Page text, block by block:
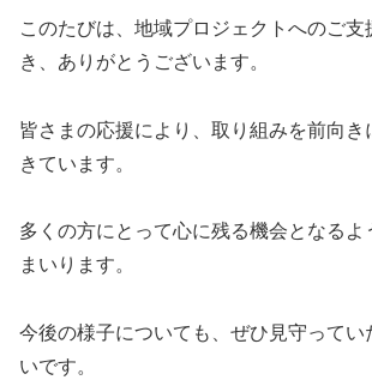
このたびは、地域プロジェクトへのご
き、ありがとうございます。
皆さまの応援により、取り組みを前向き
きています。
多くの方にとって心に残る機会となるよ
まいります。
今後の様子についても、ぜひ見守ってい
いです。